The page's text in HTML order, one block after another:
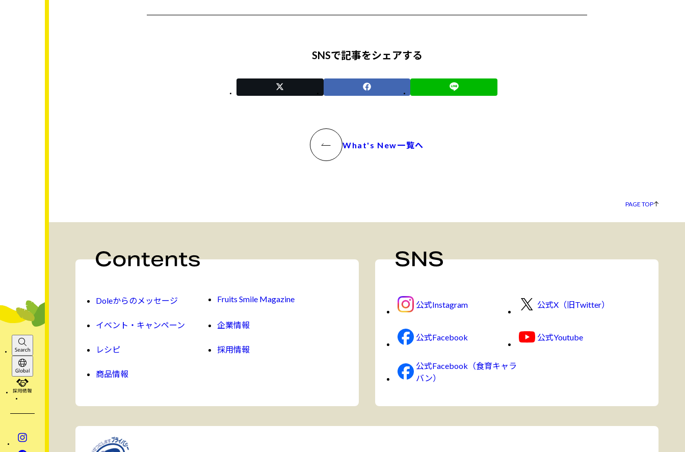
Search
Global
SNSで記事をシェアする
What's New一覧へ
PAGE TOP
Doleからのメッセージ
イベント・キャンペーン
レシピ
商品情報
Fruits Smile Magazine
企業情報
採用情報
公式Instagram
公式Facebook
公式Facebook（食育キャラ
バン）
公式X（旧Twitter）
公式Youtube